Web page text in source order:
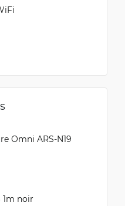
Omni ARS-N19
1m noir